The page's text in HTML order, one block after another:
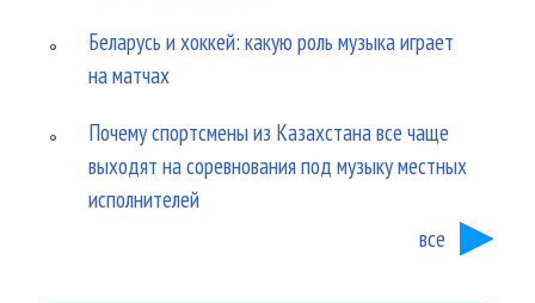
Беларусь и хоккей: какую роль музыка играет
на матчах
Почему спортсмены из Казахстана все чаще
выходят на соревнования под музыку местных
исполнителей
все